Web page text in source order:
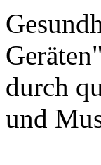
durch
und